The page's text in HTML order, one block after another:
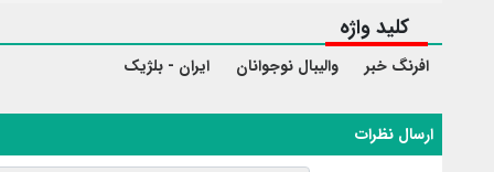
کلید واژه
افرنگ خبر والیبال نوجوانان ایران - بلژیک
ارسال نظرات